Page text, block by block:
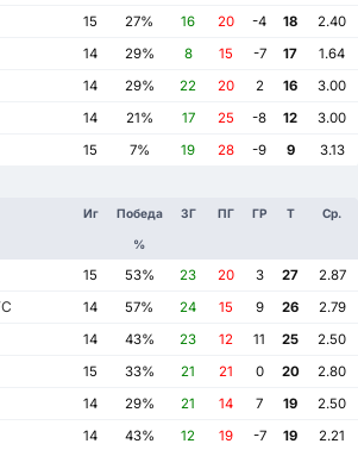
15 27% 16 20 -4 18
2.40
14 29% 8 15 -7 17
1.64
14 29% 22 20 2 16
3.00
14 21% 17 25 -8 12
3.00
15 7% 19 28 -9 9 3.13
Иг Победа
%
ЗГ ПГ ГР Т Ср.
15 53% 23 20 3 27
2.87
14 57% 24 15 9 26
2.79
14 43% 23 12 11 25
2.50
15 33% 21 21 0 20
2.80
14 29% 21 14 7 19
2.50
14 43% 12 19 -7 19
2.21